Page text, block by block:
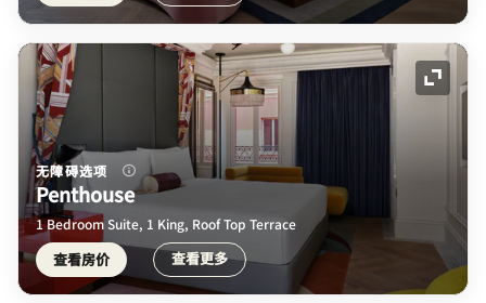
展开
无障碍选项
Penthouse
1 Bedroom Suite, 1 King, Roof Top Terrace
查看房价 查看更多